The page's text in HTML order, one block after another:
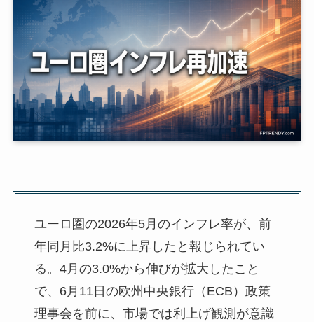
ユーロ圏の2026年5月のインフレ率が、前
年同月比3.2%に上昇したと報じられてい
る。4月の3.0%から伸びが拡大したこと
で、6月11日の欧州中央銀行（ECB）政策
理事会を前に、市場では利上げ観測が意識